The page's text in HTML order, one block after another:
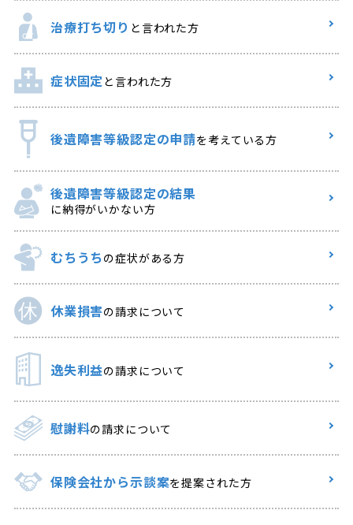
治療打ち切り と言われた方
症状固定 と言われた方
後遺障害等級認定の申請を考えている方
後遺障害等級認定の結果
に納得がいかない方
むちうちの症状がある方
休業損害の請求について
逸失利益の請求について
慰謝料の請求について
保険会社から示談案を提案された方